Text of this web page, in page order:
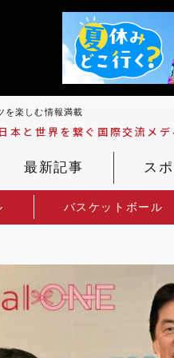
を楽しむ情報満載
本と世界を繋ぐ国際交流メ
最新記事 ス
バスケットボール